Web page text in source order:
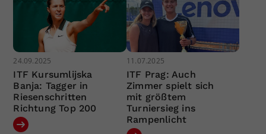
24.09.2025
ITF Kursumlijska
Banja: Tagger in
Riesenschritten
Richtung Top 200
11.07.2025
ITF Prag: Auch
Zimmer spielt sich
mit größtem
Turniersieg ins
Rampenlicht